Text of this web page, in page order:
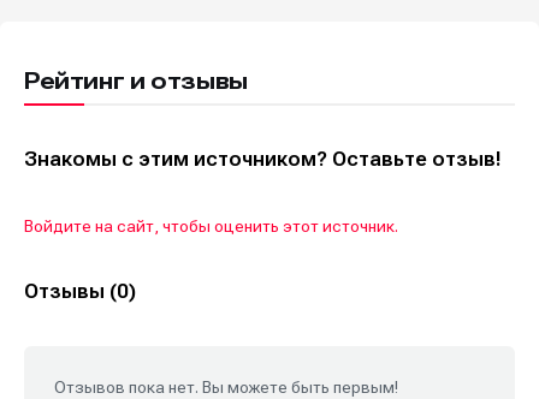
Рейтинг и отзывы
Знакомы с этим источником? Оставьте отзыв!
Войдите на сайт, чтобы оценить этот источник.
Отзывы (0)
Отзывов пока нет. Вы можете быть первым!